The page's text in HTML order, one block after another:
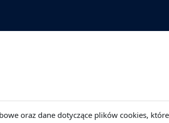
oraz dane dotyczące plików cookies,